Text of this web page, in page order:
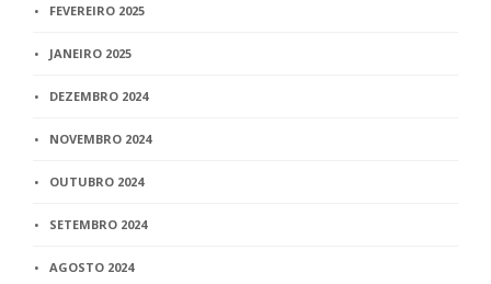
FEVEREIRO 2025
JANEIRO 2025
DEZEMBRO 2024
NOVEMBRO 2024
OUTUBRO 2024
SETEMBRO 2024
AGOSTO 2024